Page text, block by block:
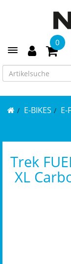
Toggle navigation
0
E-BIKES E-
Trek
XL